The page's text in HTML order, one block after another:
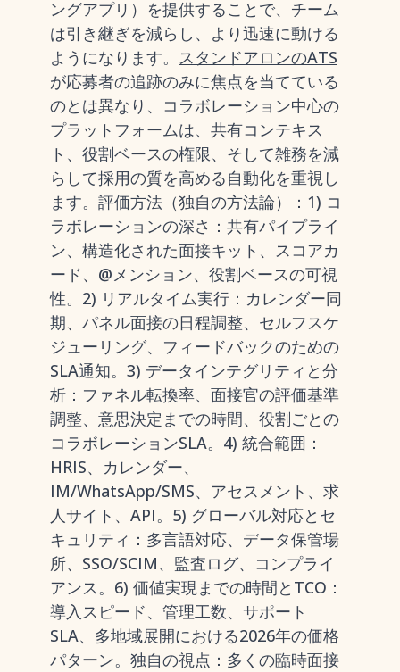
ングアプリ）を提供することで、チーム
は引き継ぎを減らし、より迅速に動ける
ようになります。 スタンドアロンのATS
が応募者の追跡のみに焦点を当てている
のとは異なり、コラボレーション中心の
プラットフォームは、共有コンテキス
ト、役割ベースの権限、そして雑務を減
らして採用の質を高める自動化を重視し
ます。評価方法（独自の方法論）：1) コ
ラボレーションの深さ：共有パイプライ
ン、構造化された面接キット、スコアカ
ード、@メンション、役割ベースの可視
性。2) リアルタイム実行：カレンダー同
期、パネル面接の日程調整、セルフスケ
ジューリング、フィードバックのための
SLA通知。3) データインテグリティと分
析：ファネル転換率、面接官の評価基準
調整、意思決定までの時間、役割ごとの
コラボレーションSLA。4) 統合範囲：
HRIS、カレンダー、
IM/WhatsApp/SMS、アセスメント、求
人サイト、API。5) グローバル対応とセ
キュリティ：多言語対応、データ保管場
所、SSO/SCIM、監査ログ、コンプライ
アンス。6) 価値実現までの時間とTCO：
導入スピード、管理工数、サポート
SLA、多地域展開における2026年の価格
パターン。独自の視点：多くの臨時面接